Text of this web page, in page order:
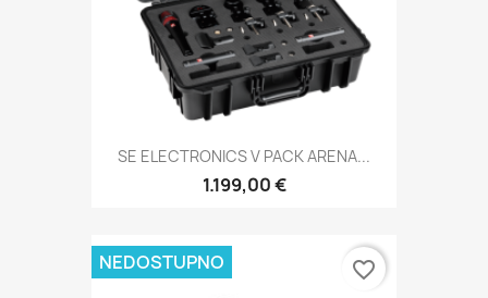
SE ELECTRONICS V PACK ARENA...
1.199,00 €
NEDOSTUPNO favorite_border